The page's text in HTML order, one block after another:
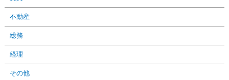
不動産
総務
経理
その他